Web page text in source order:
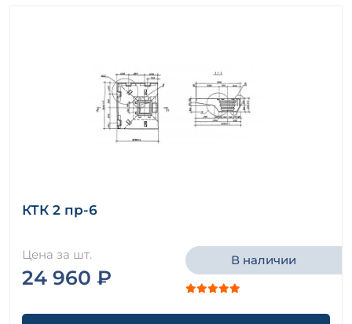
КТК 2 пр-6
Цена за шт.
24 960 ₽
В наличии